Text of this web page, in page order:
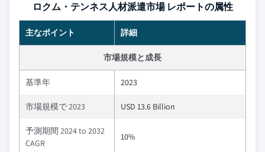
ロクム・テンネス人材派遣市場 レポートの属性
主なポイント 詳細
市場規模と成長
基準年 2023
市場規模で 2023 USD 13.6 Billion
予測期間 2024 to 2032
CAGR
10%